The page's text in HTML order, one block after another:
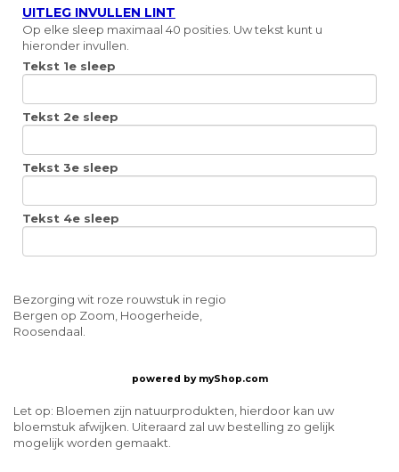
UITLEG INVULLEN LINT
Op elke sleep maximaal 40 posities. Uw tekst kunt u
hieronder invullen.
Tekst 1e sleep
Tekst 2e sleep
Tekst 3e sleep
Tekst 4e sleep
Bezorging wit roze rouwstuk in regio
Bergen op Zoom, Hoogerheide,
Roosendaal.
powered by myShop.com
Let op: Bloemen zijn natuurprodukten, hierdoor kan uw
bloemstuk afwijken. Uiteraard zal uw bestelling zo gelijk
mogelijk worden gemaakt.